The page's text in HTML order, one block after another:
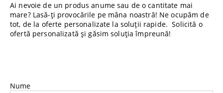
Ai nevoie de un produs anume sau de o cantitate mai
mare? Lasă-ți provocările pe mâna noastră! Ne ocupăm de
tot, de la oferte personalizate la soluții rapide. Solicită o
ofertă personalizată și găsim soluția împreună!
Nume